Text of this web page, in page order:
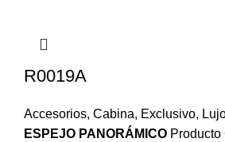
R0019A
Accesorios, Cabina, Exclusivo,
ESPEJO PANORÁMICO Producto